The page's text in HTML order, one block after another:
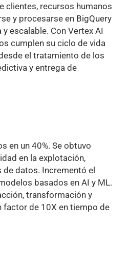
clientes, recursos humanos
y procesarse en BigQuery
escalable. Con Vertex AI
cumplen su ciclo de vida
el tratamiento de los
y entrega de
en un 40%. Se obtuvo
en la explotación,
de datos. Incrementó el
basados en AI y ML.
transformación y
factor de 10X en tiempo de